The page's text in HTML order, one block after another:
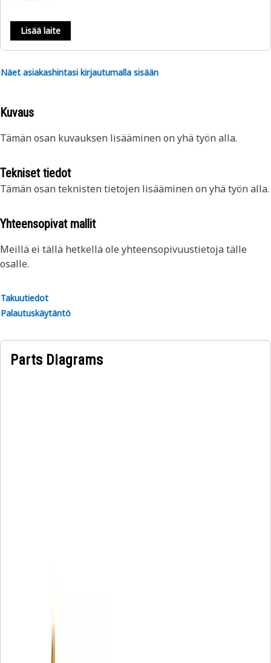
Lisää laite
Näet asiakashintasi kirjautumalla sisään
Kuvaus
Tämän osan kuvauksen lisääminen on yhä työn alla.
Tekniset tiedot
Tämän osan teknisten tietojen lisääminen on yhä työn alla.
Yhteensopivat mallit
Meillä ei tällä hetkellä ole yhteensopivuustietoja tälle
osalle.
Takuutiedot
Palautuskäytäntö
Parts Diagrams